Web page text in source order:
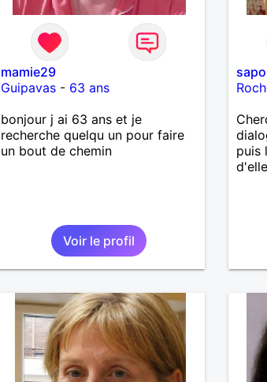
mamie29
Guipavas- 63 ans
bonjour j ai 63 ans et je
recherche quelqu un pour faire
un bout de chemin
Voir le profil
puis